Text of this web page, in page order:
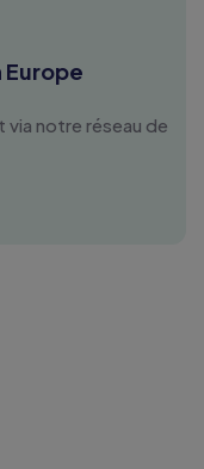
via notre réseau de